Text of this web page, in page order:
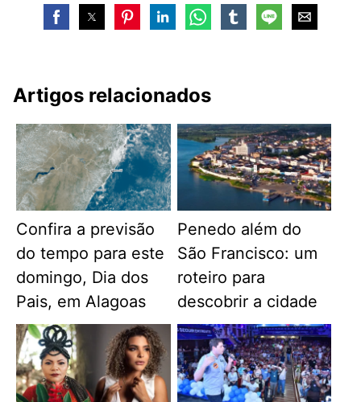
Artigos relacionados
Confira a previsão
do tempo para este
domingo, Dia dos
Pais, em Alagoas
Penedo além do
São Francisco: um
roteiro para
descobrir a cidade